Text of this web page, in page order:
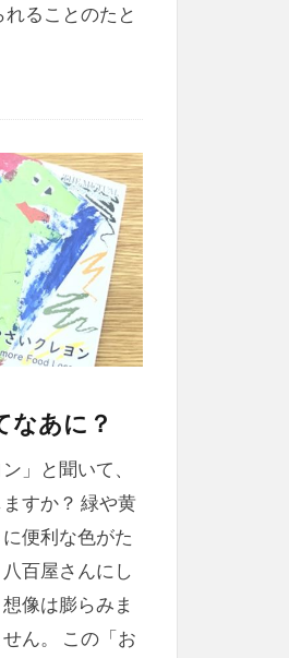
ることのたと
なあに？
」と聞いて、
すか？ 緑や黄
便利な色がた
百屋さんにし
像は膨らみま
ん。 この「お